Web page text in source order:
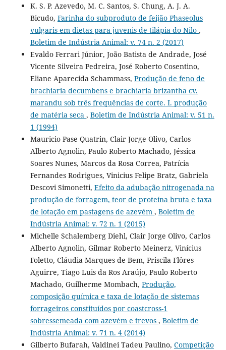
K. S. P. Azevedo, M. C. Santos, S. Chung, A. J. A.
Bicudo, Farinha do subproduto de feijão Phaseolus
vulgaris em dietas para juvenis de tilápia do Nilo ,
Boletim de Indústria Animal: v. 74 n. 2 (2017)
Evaldo Ferrari Júnior, João Batista de Andrade, José
Vicente Silveira Pedreira, José Roberto Cosentino,
Eliane Aparecida Schammass, Produção de feno de
brachiaria decumbens e brachiaria brizantha cv.
marandu sob três frequências de corte. I. produção
de matéria seca , Boletim de Indústria Animal: v. 51 n.
1 (1994)
Mauricio Pase Quatrin, Clair Jorge Olivo, Carlos
Alberto Agnolin, Paulo Roberto Machado, Jéssica
Soares Nunes, Marcos da Rosa Correa, Patrícia
Fernandes Rodrigues, Vinicius Felipe Bratz, Gabriela
Descovi Simonetti, Efeito da adubação nitrogenada na
produção de forragem, teor de proteína bruta e taxa
de lotação em pastagens de azevém , Boletim de
Indústria Animal: v. 72 n. 1 (2015)
Michelle Schalemberg Diehl, Clair Jorge Olivo, Carlos
Alberto Agnolin, Gilmar Roberto Meinerz, Vinícius
Foletto, Cláudia Marques de Bem, Priscila Flôres
Aguirre, Tiago Luis da Ros Araújo, Paulo Roberto
Machado, Guilherme Mombach, Produção,
composição química e taxa de lotação de sistemas
forrageiros constituídos por coastcross-1
sobressemeada com azevém e trevos , Boletim de
Indústria Animal: v. 71 n. 4 (2014)
Gilberto Bufarah, Valdinei Tadeu Paulino, Competição